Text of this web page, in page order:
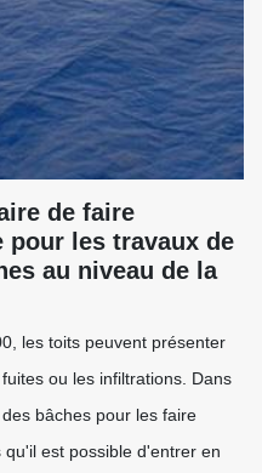
de faire
pour les travaux de
au niveau de la
les toits peuvent présenter
ou les infiltrations. Dans
bâches pour les faire
est possible d'entrer en